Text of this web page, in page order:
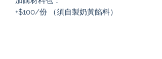
+$100/份 （須自製奶黃餡料）